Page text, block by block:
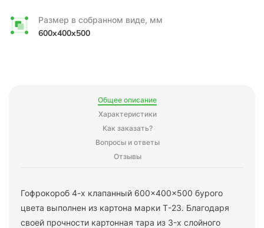
Размер в собранном виде, мм
600x400x500
Общее описание
Характеристики
Как заказать?
Вопросы и ответы
Отзывы
Гофрокороб 4-x клапанный 600x400x500 бурого
цвета выполнен из картона марки Т-23. Благодаря
своей прочности картонная тара из 3-х слойного